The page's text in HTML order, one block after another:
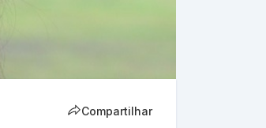
Compartilhar